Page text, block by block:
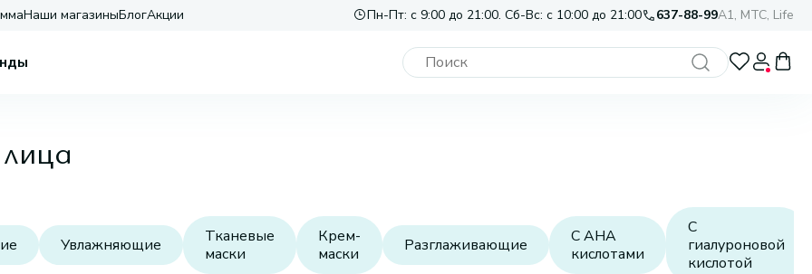
Наши магазиныБлогАкции Пн-Пт: с 9:00 до 21:00. Сб-Вс: с 10:00 до 21:00 637-88-99A1, МТС, Life
Увлажняющие
Тканевые
маски
Крем-
маски
Разглаживающие
С AHA
кислотами
С
гиалуроновой
кислотой